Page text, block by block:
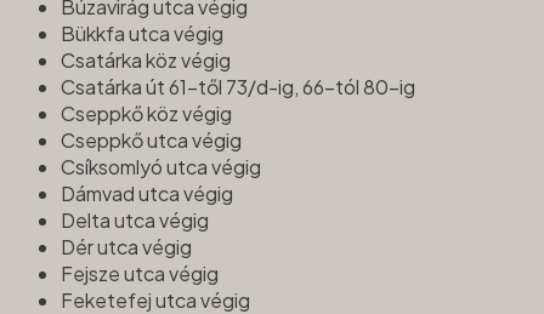
Búzavirág utca végig
Bükkfa utca végig
Csatárka köz végig
Csatárka út 61-től 73/d-ig, 66-tól 80-ig
Cseppkő köz végig
Cseppkő utca végig
Csíksomlyó utca végig
Dámvad utca végig
Delta utca végig
Dér utca végig
Fejsze utca végig
Feketefej utca végig